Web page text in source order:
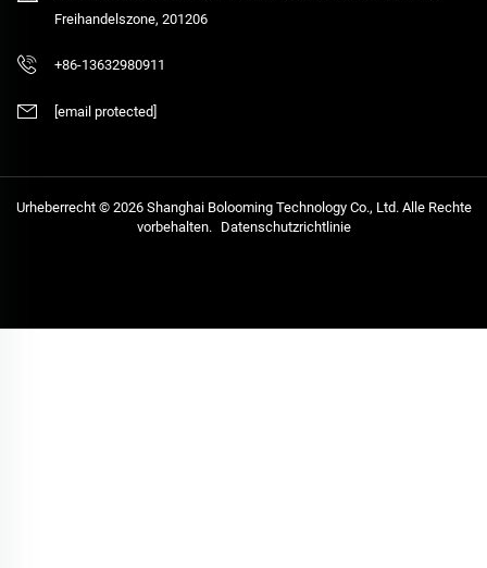
Freihandelszone, 201206
+86-13632980911
[email protected]
Urheberrecht © 2026 Shanghai Bolooming Technology Co., Ltd. Alle Rechte
vorbehalten.
Datenschutzrichtlinie